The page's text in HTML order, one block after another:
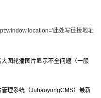
此处写链接地址
图轮播图片显示不全问题（一般
管理系统（JuhaoyongCMS）最新